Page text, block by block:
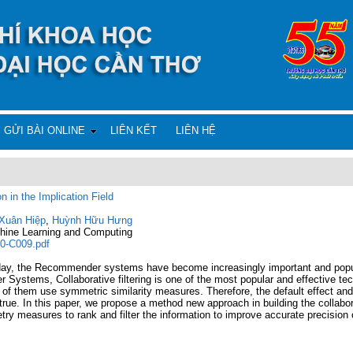
GỬI BÀI ONLINE LIÊN KẾT LIÊN HỆ
in the Implication Field
Hiệp, Huỳnh Hữu Hưng
Learning and Computing
C009.pdf
the Recommender systems have become increasingly important and
Systems, Collaborative filtering is one of the most popular and effective
them use symmetric similarity measures. Therefore, the default effect
In this paper, we propose a method new approach in building the
measures to rank and filter the information to improve accurate precision